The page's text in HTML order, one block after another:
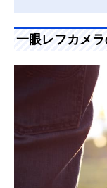
一眼レフカメ